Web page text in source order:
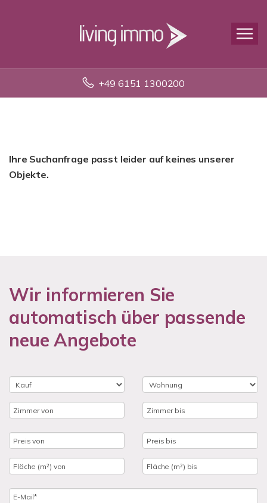
+49 6151 1300200
Ihre Suchanfrage passt leider auf keines unserer
Objekte.
Wir informieren Sie
automatisch über passende
neue Angebote